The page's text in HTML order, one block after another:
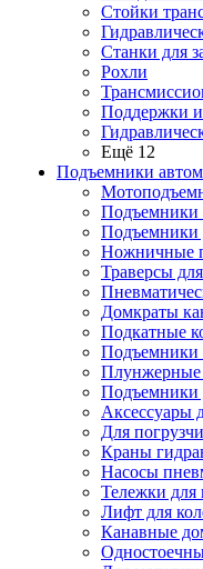
Стойки
Cтанки для
Рохли
Поддержки и
Ещё 12
Подъемники
Подъемники
Подъемники
Ножничные
Траверсы
Домкраты
Подкатные
Подъемники
Плунжерные
Подъемники
Аксессуары
Для
Краны
Насосы
Тележки для
Лифт для
Канавные